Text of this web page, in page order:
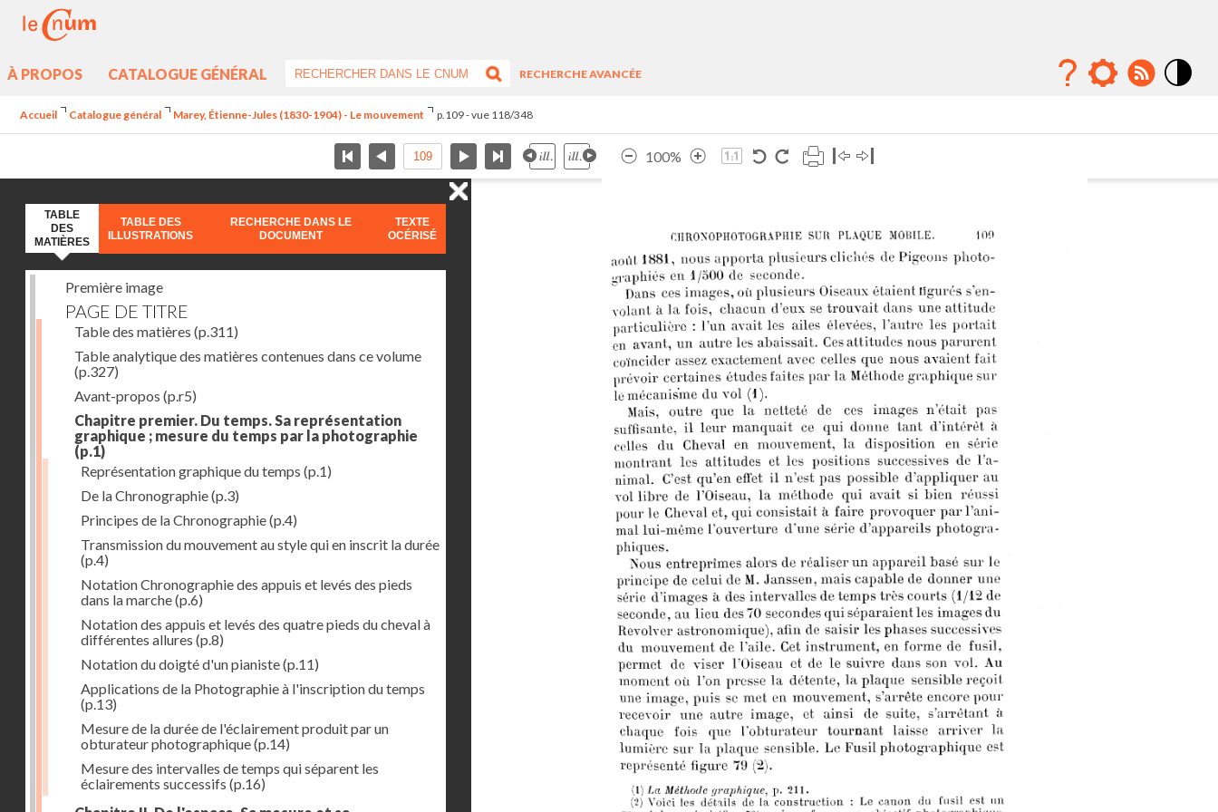
À PROPOS CATALOGUE GÉNÉRAL
RECHERCHE AVANCÉE
Accueil Catalogue général Marey, Étienne-Jules (1830-1904) - Le mouvement p.109 - vue 118/348
100%
TABLE
DES
MATIÈRES
TABLE DES
ILLUSTRATIONS
RECHERCHE DANS LE
DOCUMENT
TEXTE
OCÉRISÉ
Première image
PAGE DE TITRE
Table des matières (p.311)
Table analytique des matières contenues dans ce volume
(p.327)
Avant-propos (p.r5)
Chapitre premier. Du temps. Sa représentation
graphique ; mesure du temps par la photographie
(p.1)
Représentation graphique du temps (p.1)
De la Chronographie(p.3)
Principes de la Chronographie(p.4)
Transmission du mouvement au style qui en inscrit la durée
(p.4)
Notation Chronographie des appuis et levés des pieds
dans la marche(p.6)
Notation des appuis et levés des quatre pieds du cheval à
différentes allures (p.8)
Notation du doigté d'un pianiste(p.11)
Applications de la Photographie à l'inscription du temps
(p.13)
Mesure de la durée de l'éclairement produit par un
obturateur photographique(p.14)
Mesure des intervalles de temps qui séparent les
éclairements successifs (p.16)